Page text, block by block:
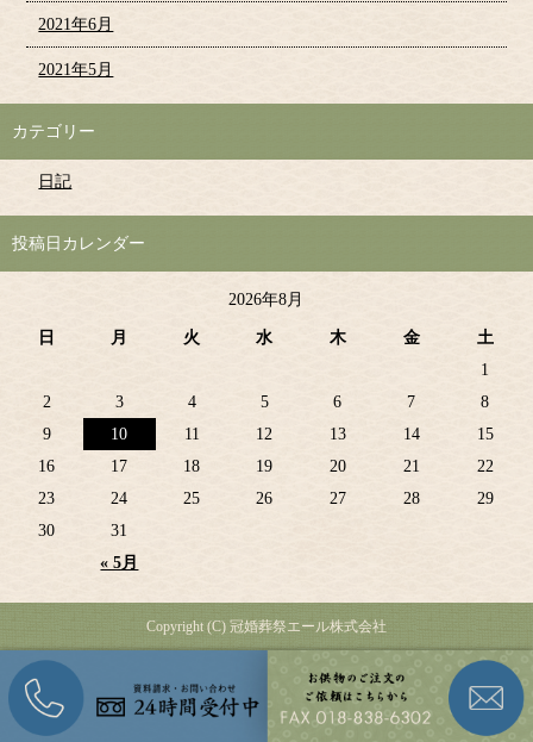
2021年6月
2021年5月
カテゴリー
日記
投稿日カレンダー
2026年8月
日 月 火 水 木 金 土
« 5月
1
2
3 4 5 6 7
8
9
10 11 12 13 14
15
16
17 18 19 20 21
22
23
24 25 26 27 28
29
30
31
Copyright (C) 冠婚葬祭エール株式会社